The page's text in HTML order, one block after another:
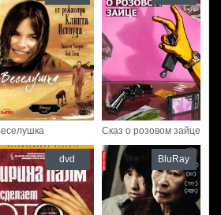
Сказ о розовом зайце
dvd BluRay